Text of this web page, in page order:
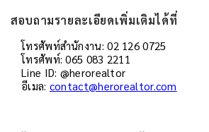
สอบถามรายละเอียดเพิ่มเติมได้ที่
โทรศัพท์สำนักงาน: 02 126 0725
โทรศัพท์: 065 083 2211
Line ID: @herorealtor
อีเมล: contact@herorealtor.com